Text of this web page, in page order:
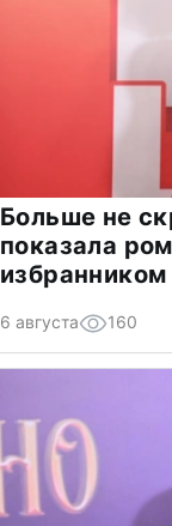
Больше не
показала
избранником
6 августа 160